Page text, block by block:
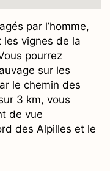
par l’homme,
les vignes de la
pourrez
sur les
le chemin des
3 km, vous
de vue
des Alpilles et le